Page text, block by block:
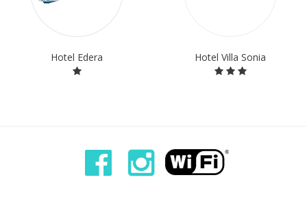
Hotel Edera Hotel Villa Sonia